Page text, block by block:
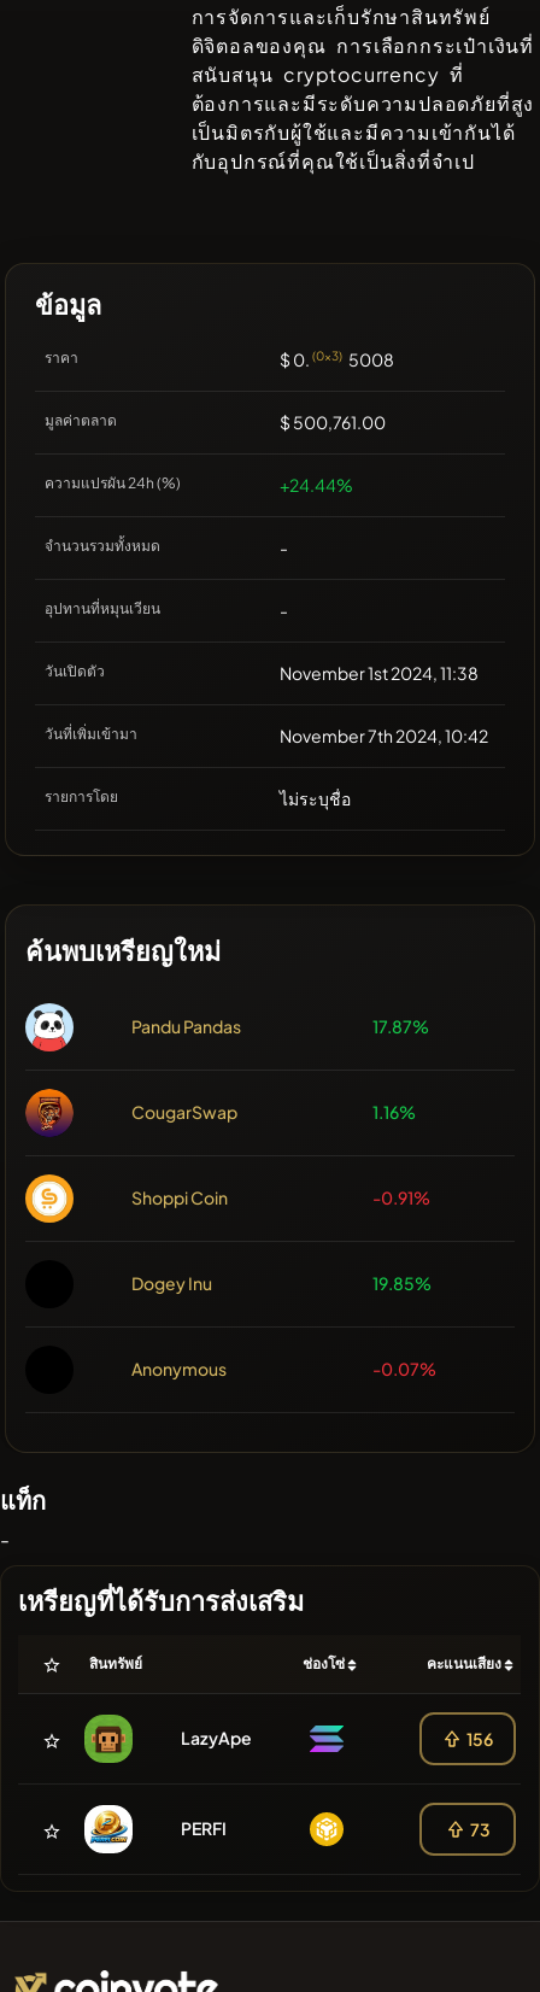
การจัดการและเก็บรักษาสินทรัพย์
ดิจิตอลของคุณ การเลือกกระเป๋าเงินที่
สนับสนุน cryptocurrency ที่
ต้องการและมีระดับความปลอดภัยที่สูง
เป็นมิตรกับผู้ใช้และมีความเข้ากันได้
กับอุปกรณ์ที่คุณใช้เป็นสิ่งที่จำเป
ข้อมูล
ราคา $ 0. (0x3) 5008
มูลค่าตลาด $ 500,761.00
ความแปรผัน 24h (%) +24.44%
จำนวนรวมทั้งหมด -
อุปทานที่หมุนเวียน -
วันเปิดตัว November 1st 2024, 11:38
วันที่เพิ่มเข้ามา November 7th 2024, 10:42
รายการโดย ไม่ระบุชื่อ
ค้นพบเหรียญใหม่
Pandu Pandas 17.87%
CougarSwap 1.16%
Shoppi Coin -0.91%
Dogey Inu 19.85%
Anonymous -0.07%
แท็ก
-
เหรียญที่ได้รับการส่งเสริม
สินทรัพย์ ช่องโซ่ คะแนนเสียง
LazyApe 156
PERFI 73